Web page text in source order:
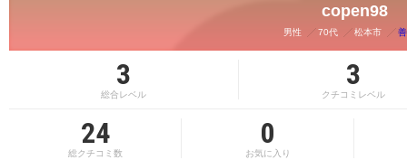
copen98
男性 70代 松本市
3
総合レベル
3
クチコミレベル
24
総クチコミ数
0
お気に入り